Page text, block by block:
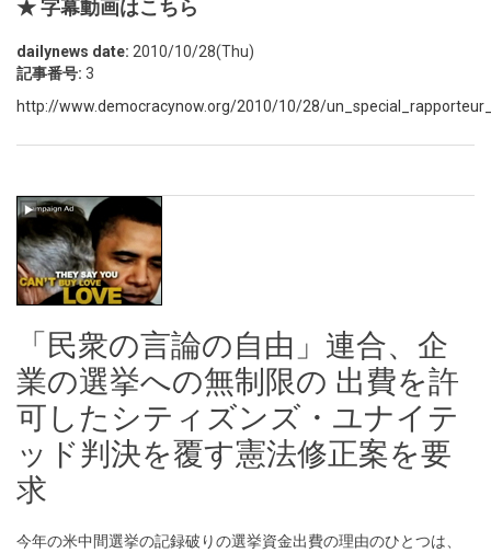
★ 字幕動画はこちら
dailynews date: 2010/10/28(Thu)
記事番号: 3
http://www.democracynow.org/2010/10/28/
「民衆の言論の自由」連合、企
業の選挙への無制限の 出費を許
可したシティズンズ・ユナイテ
ッド判決を覆す憲法修正案を要
求
今年の米中間選挙の記録破りの選挙資金出費の理由のひとつは、